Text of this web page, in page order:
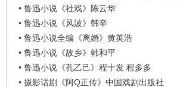
• 鲁迅小说《社戏》陈云华
• 鲁迅小说《风波》韩辛
• 鲁迅小说全编《离婚》黄英浩
• 鲁迅小说《故乡》韩和平
• 鲁迅小说《孔乙己》程十发 程多多
• 摄影话剧《阿Q正传》中国戏剧出版社